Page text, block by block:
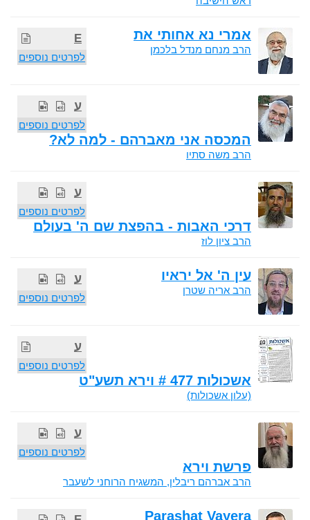
E
לפרטים נוספים
אמרי נא אחותי את
הרב מנחם מנדל בלכמן
ע
לפרטים נוספים
המכסה אני מאברהם - למה לא?
הרב משה סתיו
ע
לפרטים נוספים
דרכי האבות - בהפצת שם ה' בעולם
הרב ציון לוז
ע
לפרטים נוספים
עין ה' אל יראיו
הרב אריה שטרן
ע
לפרטים נוספים
אשכולות 477 # וירא תשע"ט
(עלון אשכולות)
ע
לפרטים נוספים
פרשת וירא
הרב אברהם ריבלין, המשגיח הרוחני לשעבר
Parashat Vayera